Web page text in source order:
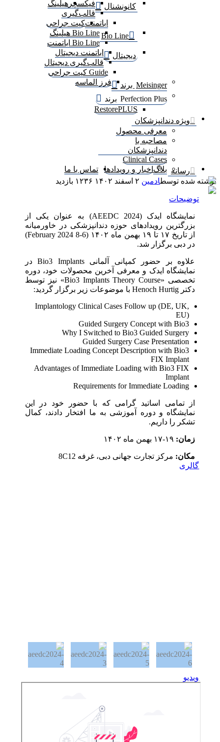
کانونشنال
فیکسچر هیلینگ
قالب‌گیری
اباتمنتکیت جراحی
Bio LineBio Line هیلینگ
Bio Line اباتمنت
دیجیتال
اباتمنت دیجیتال
قالب‌گیری دیجیتال
Guide کیت جراحی
Meisinger برند
فرز الماسه
Perfection Plus برند
RestorePLUS
ویژه دندانپزشکان
معرفی محصول
مصاحبه با
دندانپزشکان
Clinical Cases
رسانه بلاگاخبار و رویدادها
تماس با ما
نوشته شده توسطادمین ۲ اسفند ۱۴۰۲ ۱۲۳۶ بازدید
توضیحات
نمایشگاه ایدک (AEEDC 2024) به عنوان یکی از
بزرگترین رویدادهای حوزه دندانپزشکی در خاورمیانه
از تاریخ ۱۷ تا ۱۹ بهمن ماه ۱۴۰۲ (6-8 February 2024)
در دبی برگزار شد.
علاوه بر حضور کمپانی آلمانی Bio3 Implants در
نمایشگاه ایدک و معرفی آخرین محصولات خود، دوره
تخصصی «Bio3 Implants Theory Course» نیز توسط
دکتر Henoch Hurtig با موضوعات زیر برگزار گردید:
Implantology Clinical Cases Follow up (DE, UK,
EU)
Guided Surgery Concept with Bio3
Why I Switched to Bio3 Guided Surgery
Guided Surgery Case Presentation
Immediate Loading Concept Description with Bio3
FIX Implant
Advantages of Immediate Loading with Bio3 FIX
Implant
Requirements for Immediate Loading
از تمامی اساتید گرامی که با حضور خود در این
نمایشگاه و دوره آموزشی به ما افتخار دادند، کمال
تشکر را داریم.
زمان:
مکان: مرکز تجارت جهانی دبی، غرفه 8C12
گالری
ویدیو